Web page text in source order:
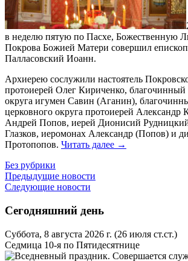
в неделю пятую по Пасхе, Божественную
Покрова Божией Матери совершил
Палласовский Иоанн.
Архиерею сослужили настоятель
протоиерей Олег Кириченко, благочинный
округа игумен Савин (Аганин),
церковного округа протоиерей Александр
Андрей Попов, иерей Дионисий
Глазков, иеромонах Александр (Попов) и
Протопопов. Читать далее →
Без рубрики
Предыдущие новости
Следующие новости
Сегодняшний день
Суббота, 8 августа 2026 г. (26 июля ст.ст.)
Седмица 10-я по Пятидесятнице